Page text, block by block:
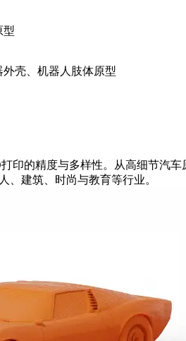
型
壳、机器人肢体原型
印的精度与多样性。从高细节汽
、建筑、时尚与教育等行业。